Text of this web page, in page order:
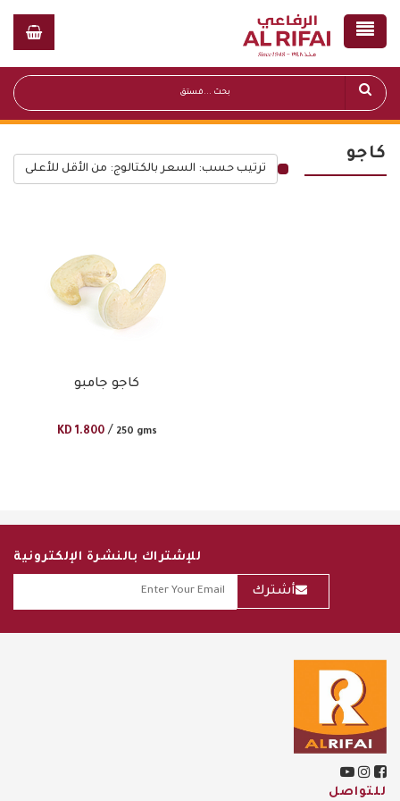
كاجو
ترتيب حسب: السعر بالكتالوج: من الأقل للأعلى
كاجو جامبو
KD 1.800 / 250 gms
للإشتراك بالنشرة الإلكترونية
أشترك
للتواصل